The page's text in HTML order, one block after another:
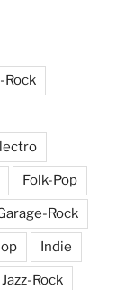
Folk-Pop
Rock
Indie
Jazz-Rock